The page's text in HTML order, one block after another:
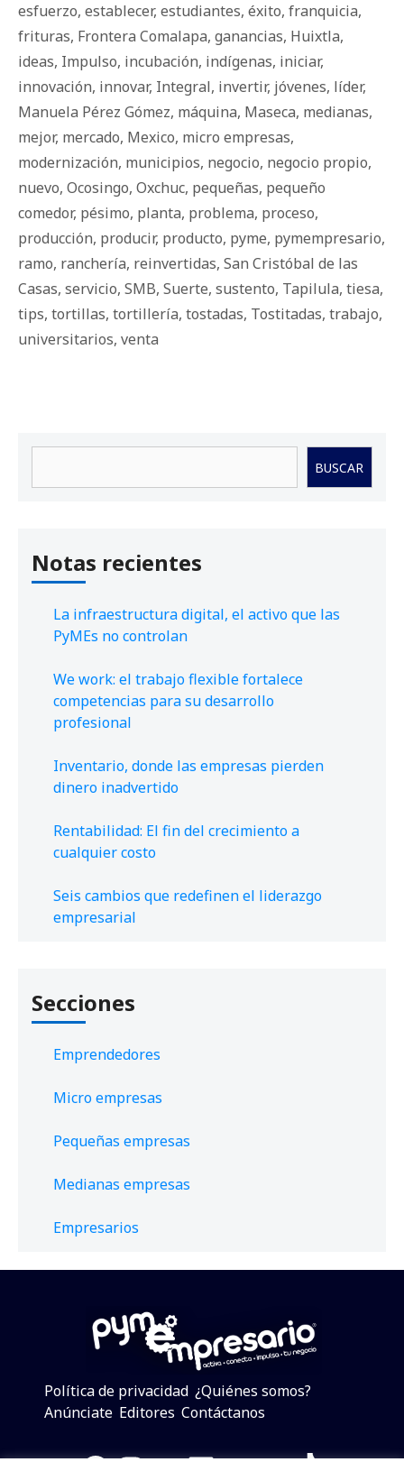
esfuerzo, establecer, estudiantes, éxito, franquicia,
frituras, Frontera Comalapa, ganancias, Huixtla,
ideas, Impulso, incubación, indígenas, iniciar,
innovación, innovar, Integral, invertir, jóvenes, líder,
Manuela Pérez Gómez, máquina, Maseca, medianas,
mejor, mercado, Mexico, micro empresas,
modernización, municipios, negocio, negocio propio,
nuevo, Ocosingo, Oxchuc, pequeñas, pequeño
comedor, pésimo, planta, problema, proceso,
producción, producir, producto, pyme, pymempresario,
ramo, ranchería, reinvertidas, San Cristóbal de las
Casas, servicio, SMB, Suerte, sustento, Tapilula, tiesa,
tips, tortillas, tortillería, tostadas, Tostitadas, trabajo,
universitarios, venta
BUSCAR
Notas recientes
La infraestructura digital, el activo que las
PyMEs no controlan
We work: el trabajo flexible fortalece
competencias para su desarrollo
profesional
Inventario, donde las empresas pierden
dinero inadvertido
Rentabilidad: El fin del crecimiento a
cualquier costo
Seis cambios que redefinen el liderazgo
empresarial
Secciones
Emprendedores
Micro empresas
Pequeñas empresas
Medianas empresas
Empresarios
Política de privacidad ¿Quiénes somos?
Anúnciate Editores Contáctanos